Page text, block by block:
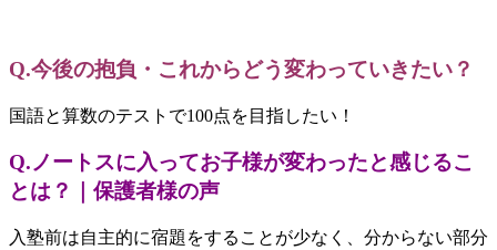
Q.今後の抱負・これからどう変わっていきたい？
国語と算数のテストで100点を目指したい！
Q.ノートスに入ってお子様が変わったと感じるこ
とは？｜保護者様の声
入塾前は自主的に宿題をすることが少なく、分からない部分